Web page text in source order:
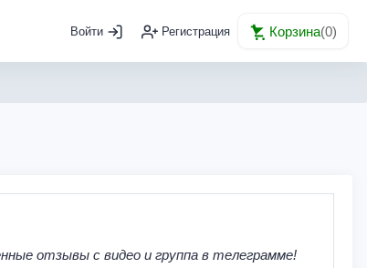
Войти Регистрация Корзина(0)
отзывы с видео и группа в телеграмме!